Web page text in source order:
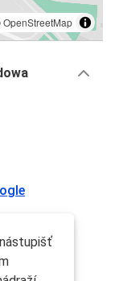
OpenStreetMap